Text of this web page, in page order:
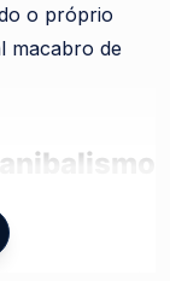
o próprio
macabro de